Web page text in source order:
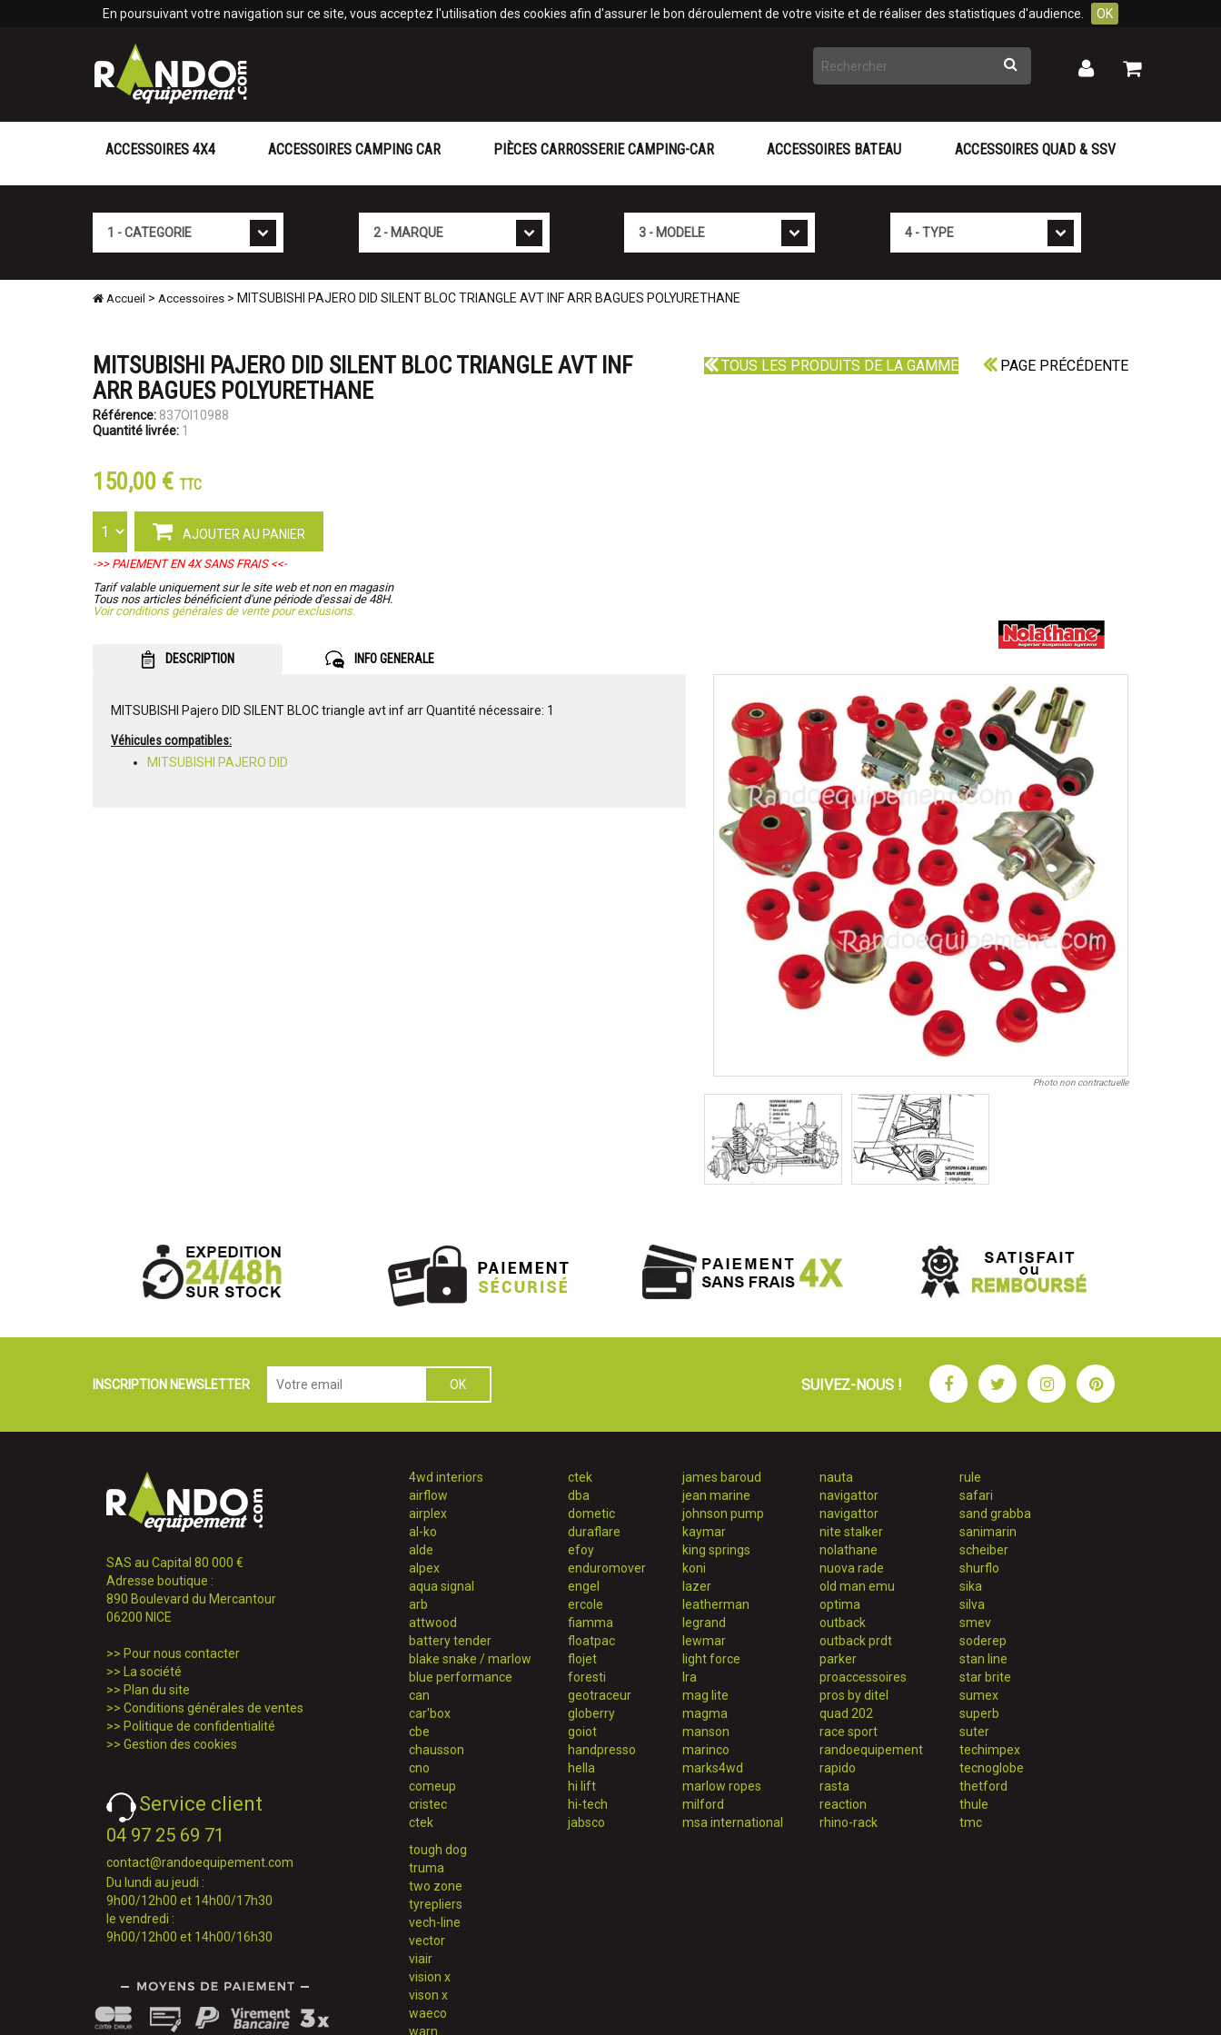
En poursuivant votre navigation sur ce site, vous acceptez l'utilisation des cookies afin d'assurer le bon déroulement de votre visite et de réaliser des statistiques d'audience. OK
Rechercher Mon
Mon
ACCESSOIRES 4X4 ACCESSOIRES CAMPING CAR PIÈCES CARROSSERIE CAMPING-CAR ACCESSOIRES BATEAU ACCESSOIRES QUAD & SSV
Accueil > Accessoires > MITSUBISHI PAJERO DID SILENT BLOC TRIANGLE AVT INF ARR BAGUES POLYURETHANE
TOUS LES PRODUITS DE LA GAMME PAGE PRÉCÉDENTE
MITSUBISHI PAJERO DID SILENT BLOC TRIANGLE AVT INF
ARR BAGUES POLYURETHANE
Référence: 837OI10988
Quantité livrée: 1
150,00 € TTC
AJOUTER AU PANIER
->> PAIEMENT EN 4X SANS FRAIS <<-
Tarif valable uniquement sur le site web et non en magasin
Tous nos articles bénéficient d'une période d'essai de 48H.
Voir conditions générales de vente pour exclusions.
DESCRIPTION INFO GENERALE
MITSUBISHI Pajero DID SILENT BLOC triangle avt inf arr Quantité nécessaire: 1
Véhicules compatibles:
MITSUBISHI PAJERO DID
Photo non contractuelle
INSCRIPTION NEWSLETTER SUIVEZ-NOUS ! FacebookTwitterInstagramPinterest
SAS au Capital 80 000 €
Adresse boutique :
890 Boulevard du Mercantour
06200 NICE
>> Pour nous contacter
>>
La société
>> Plan du site
>> Conditions générales de ventes
>> Politique de confidentialité
>> Gestion des cookies
Service client
04 97 25 69 71
contact@randoequipement.com
Du lundi au jeudi :
9h00/12h00 et 14h00/17h30
le vendredi :
9h00/12h00 et 14h00/16h30
4wd interiors
airflow
airplex
al-ko
alde
alpex
aqua signal
arb
attwood
battery tender
blake snake / marlow
blue performance
can
car'box
cbe
chausson
cno
comeup
cristec
ctek
ctek
dba
dometic
duraflare
efoy
enduromover
engel
ercole
fiamma
floatpac
flojet
foresti
geotraceur
globerry
goiot
handpresso
hella
hi lift
hi-tech
jabsco
james baroud
jean marine
johnson pump
kaymar
king springs
koni
lazer
leatherman
legrand
lewmar
light force
lra
mag lite
magma
manson
marinco
marks4wd
marlow ropes
milford
msa international
nauta
navigattor
navigattor
nite stalker
nolathane
nuova rade
old man emu
optima
outback
outback prdt
parker
proaccessoires
pros by ditel
quad 202
race sport
randoequipement
rapido
rasta
reaction
rhino-rack
rule
safari
sand grabba
sanimarin
scheiber
shurflo
sika
silva
smev
soderep
stan line
star brite
sumex
superb
suter
techimpex
tecnoglobe
thetford
thule
tmc
tough dog
truma
two zone
tyrepliers
vech-line
vector
viair
vision x
vison x
waeco
warn
Panneau de gestion des cookies